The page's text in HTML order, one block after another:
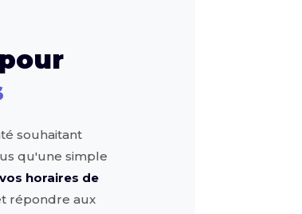
souhaitant
qu'une simple
horaires de
répondre aux